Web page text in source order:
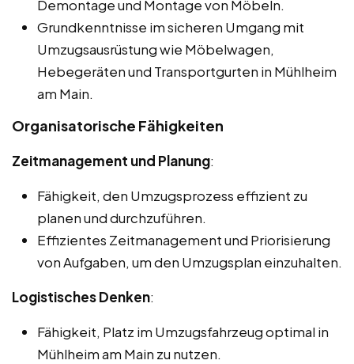
Demontage und Montage von Möbeln.
Grundkenntnisse im sicheren Umgang mit
Umzugsausrüstung wie Möbelwagen,
Hebegeräten und Transportgurten in Mühlheim
am Main.
Organisatorische Fähigkeiten
Zeitmanagement und Planung:
Fähigkeit, den Umzugsprozess effizient zu
planen und durchzuführen.
Effizientes Zeitmanagement und Priorisierung
von Aufgaben, um den Umzugsplan einzuhalten.
Logistisches Denken:
Fähigkeit, Platz im Umzugsfahrzeug optimal in
Mühlheim am Main zu nutzen.